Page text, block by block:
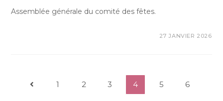
Assemblée générale du comité des fêtes.
27 JANVIER 2026
1 2 3 4 5 6